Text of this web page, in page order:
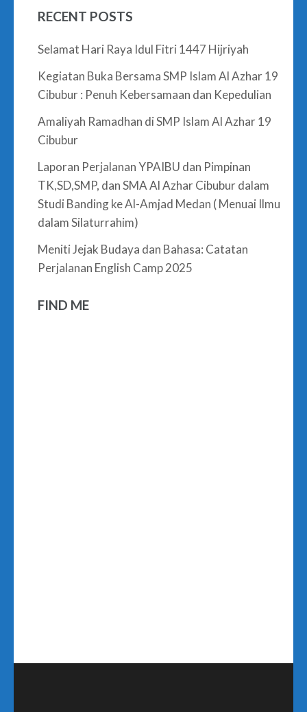
RECENT POSTS
Selamat Hari Raya Idul Fitri 1447 Hijriyah
Kegiatan Buka Bersama SMP Islam Al Azhar 19
Cibubur : Penuh Kebersamaan dan Kepedulian
Amaliyah Ramadhan di SMP Islam Al Azhar 19
Cibubur
Laporan Perjalanan YPAIBU dan Pimpinan
TK,SD,SMP, dan SMA Al Azhar Cibubur dalam
Studi Banding ke Al-Amjad Medan ( Menuai Ilmu
dalam Silaturrahim)
Meniti Jejak Budaya dan Bahasa: Catatan
Perjalanan English Camp 2025
FIND ME